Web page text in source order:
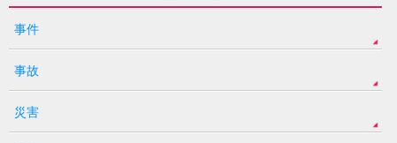
事件
事故
災害